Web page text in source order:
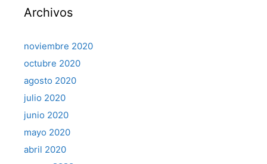
Archivos
noviembre 2020
octubre 2020
agosto 2020
julio 2020
junio 2020
mayo 2020
abril 2020